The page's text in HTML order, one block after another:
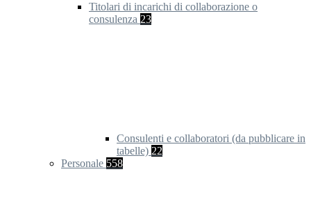
Titolari di incarichi di collaborazione o
consulenza 23
Consulenti e collaboratori (da pubblicare in
tabelle) 22
Personale 558